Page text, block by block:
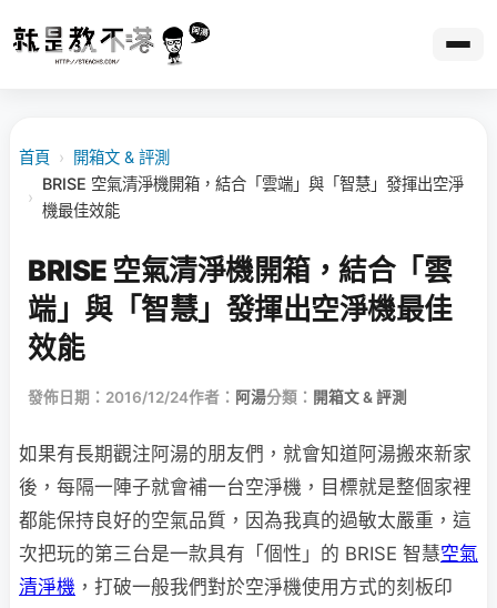
首頁 › 開箱文 & 評測
›
BRISE 空氣清淨機開箱，結合「雲端」與「智慧」發揮出空淨
機最佳效能
BRISE 空氣清淨機開箱，結合「雲
端」與「智慧」發揮出空淨機最佳
效能
發佈日期：2016/12/24作者： 阿湯分類： 開箱文 & 評測
如果有長期觀注阿湯的朋友們，就會知道阿湯搬來新家
後，每隔一陣子就會補一台空淨機，目標就是整個家裡
都能保持良好的空氣品質，因為我真的過敏太嚴重，這
次把玩的第三台是一款具有「個性」的 BRISE 智慧空氣
清淨機 ，打破一般我們對於空淨機使用方式的刻板印